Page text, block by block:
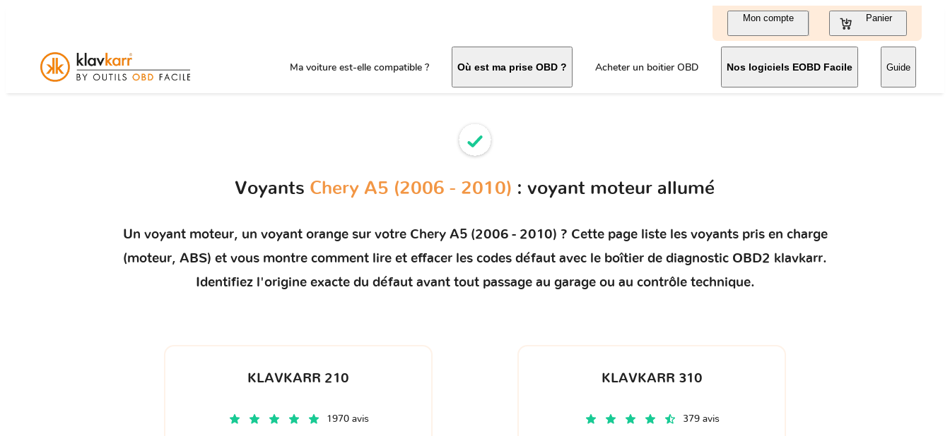
Mon compte Panier
Ma voiture est-elle compatible ? Où est ma prise OBD ? Acheter un boitier OBD Nos logiciels EOBD Facile Guide
Voyants Chery A5 (2006 - 2010) : voyant moteur allumé
Un voyant moteur, un voyant orange sur votre Chery A5 (2006 - 2010) ? Cette page liste les voyants pris en charge
(moteur, ABS) et vous montre comment lire et effacer les codes défaut avec le boîtier de diagnostic OBD2 klavkarr.
Identifiez l'origine exacte du défaut avant tout passage au garage ou au contrôle technique.
KLAVKARR 210
1970 avis
KLAVKARR 310
379 avis